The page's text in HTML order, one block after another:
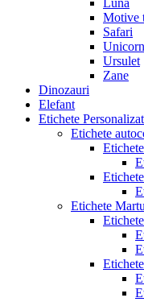
Luna
Motive
Safari
Unicorn
Ursulet
Zane
Dinozauri
Elefant
Etichete
Etichete
Etichete